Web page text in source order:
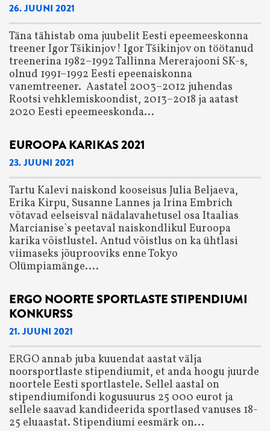
26. JUUNI 2021
Täna tähistab oma juubelit Eesti epeemeeskonna
treener Igor Tšikinjov! Igor Tšikinjov on töötanud
treenerina 1982–1992 Tallinna Mererajooni SK-s,
olnud 1991–1992 Eesti epeenaiskonna
vanemtreener. Aastatel 2003–2012 juhendas
Rootsi vehklemiskoondist, 2013–2018 ja aatast
2020 Eesti epeemeeskonda...
EUROOPA KARIKAS 2021
23. JUUNI 2021
Tartu Kalevi naiskond kooseisus Julia Beljaeva,
Erika Kirpu, Susanne Lannes ja Irina Embrich
võtavad eelseisval nädalavahetusel osa Itaalias
Marcianise`s peetaval naiskondlikul Euroopa
karika võistlustel. Antud võistlus on ka ühtlasi
viimaseks jõuprooviks enne Tokyo
Olümpiamänge....
ERGO NOORTE SPORTLASTE STIPENDIUMI
KONKURSS
21. JUUNI 2021
ERGO annab juba kuuendat aastat välja
noorsportlaste stipendiumit, et anda hoogu juurde
noortele Eesti sportlastele. Sellel aastal on
stipendiumifondi kogusuurus 25 000 eurot ja
sellele saavad kandideerida sportlased vanuses 18-
25 eluaastat. Stipendiumi eesmärk on...